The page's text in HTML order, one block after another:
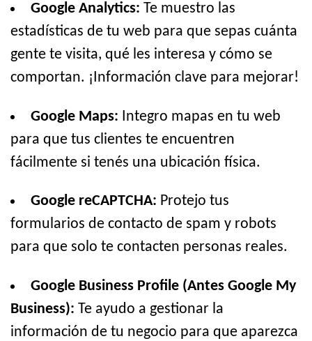
Google Analytics: Te muestro las
estadísticas de tu web para que sepas cuánta
gente te visita, qué les interesa y cómo se
comportan. ¡Información clave para mejorar!
Google Maps: Integro mapas en tu web
para que tus clientes te encuentren
fácilmente si tenés una ubicación física.
Google reCAPTCHA: Protejo tus
formularios de contacto de spam y robots
para que solo te contacten personas reales.
Google Business Profile (Antes Google My
Business): Te ayudo a gestionar la
información de tu negocio para que aparezca